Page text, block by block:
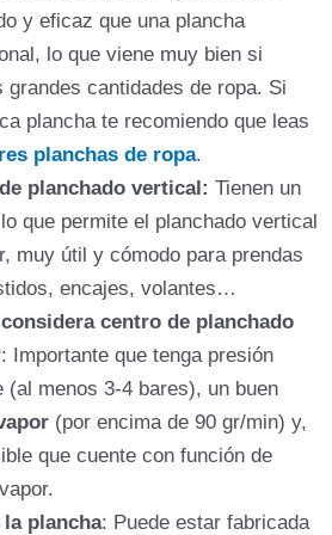
y eficaz que una plancha
lo que viene muy bien si
grandes cantidades de ropa. Si
plancha te recomiendo que leas
planchas de ropa.
planchado vertical: Tienen un
que permite el planchado vertical
muy útil y cómodo para prendas
encajes, volantes…
centro de planchado
: Importante que tenga presión
(al menos 3-4 bares), un buen
(por encima de 90 gr/min) y,
que cuente con función de
la plancha: Puede estar fabricada